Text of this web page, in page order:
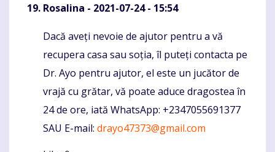
Rosalina - 2021-07-24 - 15:54
Komentaras
Dacă aveți nevoie de ajutor pentru a vă
recupera casa sau soția, îl puteți contacta pe
Dr. Ayo pentru ajutor, el este un jucător de
vrajă cu grătar, vă poate aduce dragostea în
24 de ore, iată WhatsApp: +2347055691377
SAU E-mail: drayo47373@gmail.com